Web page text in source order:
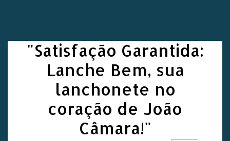
"Satisfação Garantida:
Lanche Bem, sua
lanchonete no
coração de João
Câmara!"